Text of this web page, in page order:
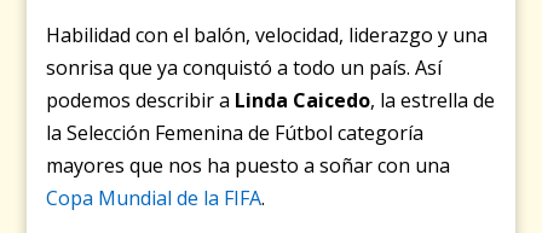
Habilidad con el balón, velocidad, liderazgo y una
sonrisa que ya conquistó a todo un país. Así
podemos describir a Linda Caicedo, la estrella de
la Selección Femenina de Fútbol categoría
mayores que nos ha puesto a soñar con una
Copa Mundial de la FIFA.